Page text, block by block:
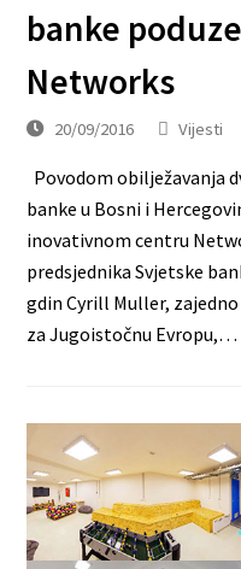
banke
Networks
20/09/2016 Vijesti
Povodom obilježavanja
banke u Bosni i
inovativnom centru
predsjednika Svjetske
gdin Cyrill Muller,
za Jugoistočnu Evropu,…